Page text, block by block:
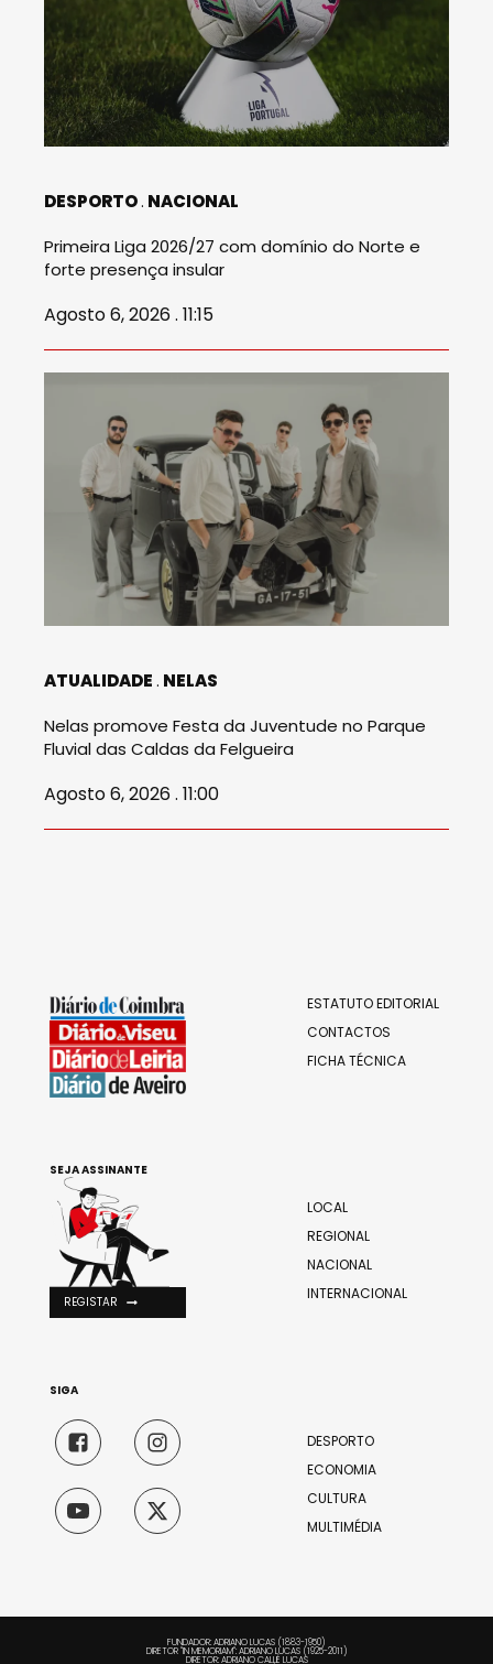
DESPORTO NACIONAL
Primeira Liga 2026/27 com domínio do Norte e
forte presença insular
Agosto 6, 2026 . 11:15
ATUALIDADE NELAS
Nelas promove Festa da Juventude no Parque
Fluvial das Caldas da Felgueira
Agosto 6, 2026 . 11:00
ESTATUTO EDITORIAL
CONTACTOS
FICHA TÉCNICA
LOCAL
REGIONAL
NACIONAL
INTERNACIONAL
DESPORTO
ECONOMIA
CULTURA
MULTIMÉDIA
SEJA ASSINANTE
REGISTAR
SIGA
FUNDADOR: ADRIANO LUCAS (1883-1950)
DIRETOR "IN MEMORIAM": ADRIANO LUCAS (1925-2011)
DIRETOR: ADRIANO CALLÉ LUCAS